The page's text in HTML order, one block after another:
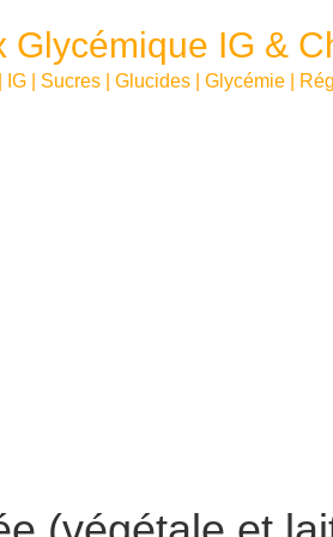
Glycémique IG &
IG | Sucres | Glucides | Glycémie |